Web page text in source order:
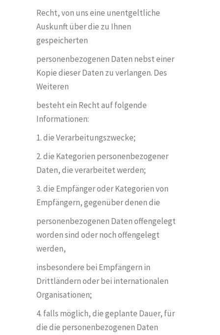
Recht, von uns eine unentgeltliche
Auskunft über die zu Ihnen
gespeicherten
personenbezogenen Daten nebst einer
Kopie dieser Daten zu verlangen. Des
Weiteren
besteht ein Recht auf folgende
Informationen:
1. die Verarbeitungszwecke;
2. die Kategorien personenbezogener
Daten, die verarbeitet werden;
3. die Empfänger oder Kategorien von
Empfängern, gegenüber denen die
personenbezogenen Daten offengelegt
worden sind oder noch offengelegt
werden,
insbesondere bei Empfängern in
Drittländern oder bei internationalen
Organisationen;
4. falls möglich, die geplante Dauer, für
die die personenbezogenen Daten